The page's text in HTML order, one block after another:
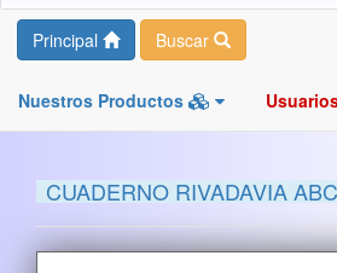
Principal Buscar
Nuestros Productos
CUADERNO RIVADAVIA